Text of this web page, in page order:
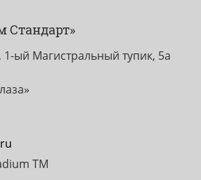
Стандарт»
1-ый Магистральный тупик, 5а
TM